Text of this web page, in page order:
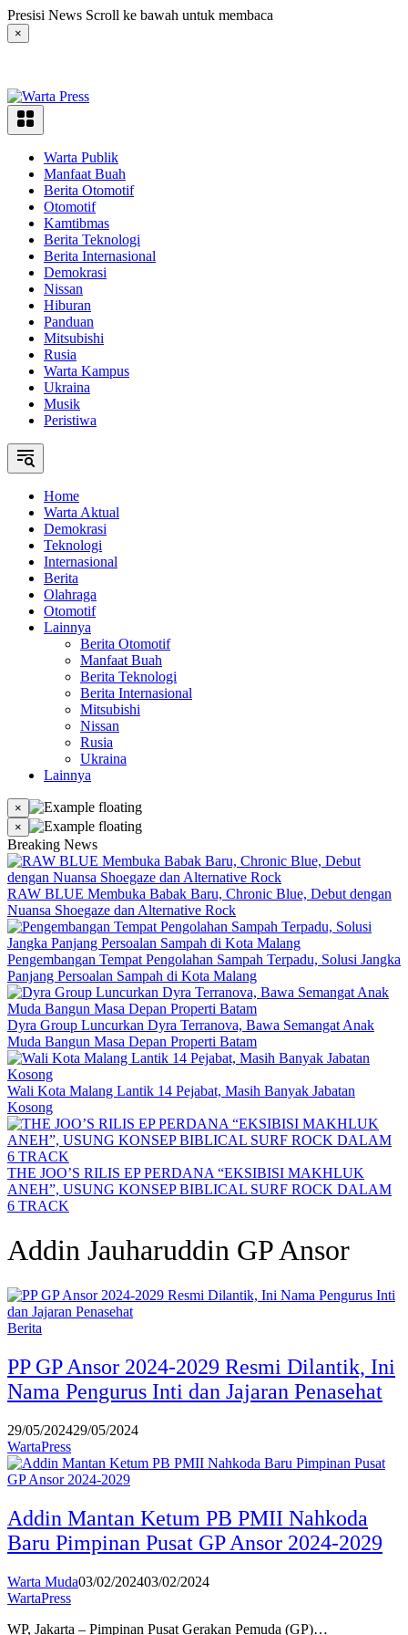
Langsung
ke
konten
Presisi News Scroll ke bawah untuk membaca
×
Warta Publik
Manfaat Buah
Berita Otomotif
Otomotif
Kamtibmas
Berita Teknologi
Berita Internasional
Demokrasi
Nissan
Hiburan
Panduan
Mitsubishi
Rusia
Warta Kampus
Ukraina
Musik
Peristiwa
Home
Warta Aktual
Demokrasi
Teknologi
Internasional
Berita
Olahraga
Otomotif
Lainnya
Berita Otomotif
Manfaat Buah
Berita Teknologi
Berita Internasional
Mitsubishi
Nissan
Rusia
Ukraina
Lainnya
×
×
Breaking News
RAW BLUE Membuka Babak Baru, Chronic Blue, Debut dengan
Nuansa Shoegaze dan Alternative Rock
Pengembangan Tempat Pengolahan Sampah Terpadu, Solusi Jangka
Panjang Persoalan Sampah di Kota Malang
Dyra Group Luncurkan Dyra Terranova, Bawa Semangat Anak
Muda Bangun Masa Depan Properti Batam
Wali Kota Malang Lantik 14 Pejabat, Masih Banyak Jabatan
Kosong
THE JOO’S RILIS EP PERDANA “EKSIBISI MAKHLUK
ANEH”, USUNG KONSEP BIBLICAL SURF ROCK DALAM
6 TRACK
Addin Jauharuddin GP Ansor
Berita
PP GP Ansor 2024-2029 Resmi Dilantik, Ini
Nama Pengurus Inti dan Jajaran Penasehat
29/05/202429/05/2024
WartaPress
Addin Mantan Ketum PB PMII Nahkoda
Baru Pimpinan Pusat GP Ansor 2024-2029
Warta Muda03/02/202403/02/2024
WartaPress
WP, Jakarta – Pimpinan Pusat Gerakan Pemuda (GP)…